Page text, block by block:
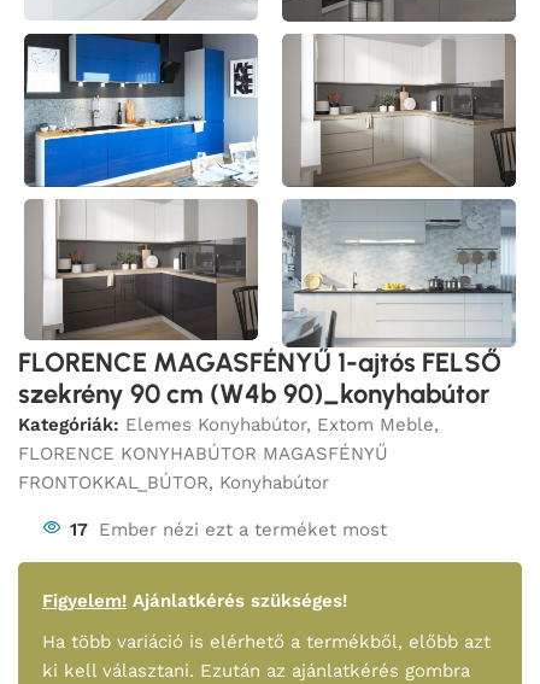
FLORENCE MAGASFÉNYŰ 1-ajtós FELSŐ
szekrény 90 cm (W4b 90)_konyhabútor
Kategóriák: Elemes Konyhabútor, Extom Meble,
FLORENCE KONYHABÚTOR MAGASFÉNYŰ
FRONTOKKAL_BÚTOR, Konyhabútor
17 Ember nézi ezt a terméket most
Figyelem! Ajánlatkérés szükséges!
Ha több variáció is elérhető a termékből, előbb azt
ki kell választani. Ezután az ajánlatkérés gombra